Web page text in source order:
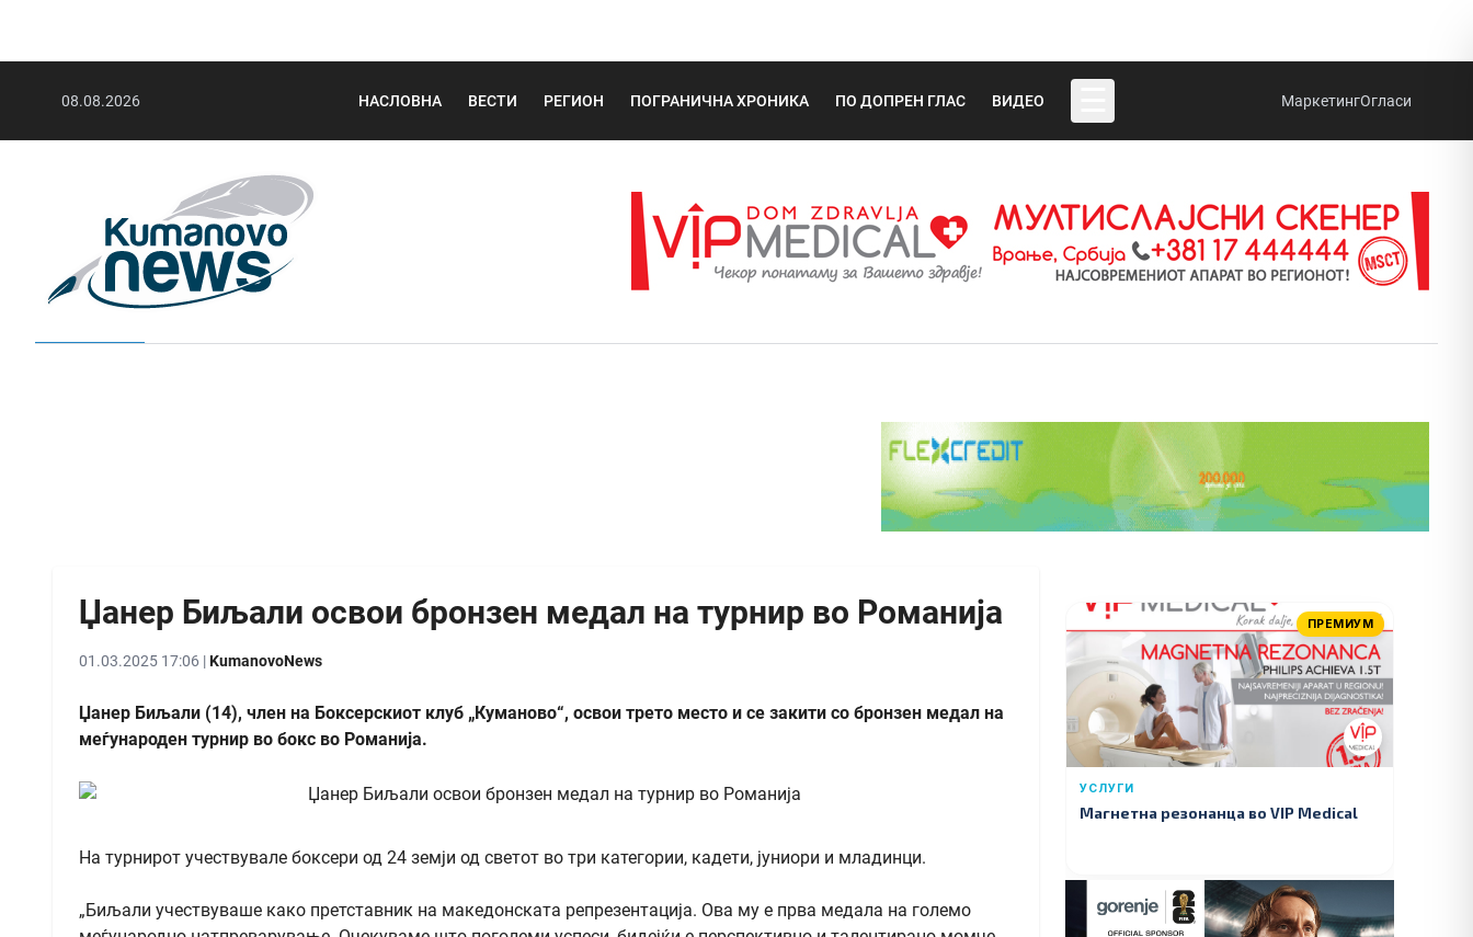
08.08.2026 НАСЛОВНА ВЕСТИ РЕГИОН ПОГРАНИЧНА ХРОНИКА ПО ДОПРЕН ГЛАС ВИДЕО МаркетингОгласи
Џанер Биљали освои бронзен медал на турнир во Романија
01.03.2025 17:06 |KumanovoNews
Џанер Биљали (14), член на Боксерскиот клуб „Куманово“, освои трето место и се закити со бронзен медал на
меѓународен турнир во бокс во Романија.
На турнирот учествувале боксери од 24 земји од светот во три категории, кадети, јуниори и младинци.
„Биљали учествуваше како претставник на македонската репрезентација. Ова му е прва медала на големо
ПРЕМИУМ
УСЛУГИ
Магнетна резонанца во VIP Medical